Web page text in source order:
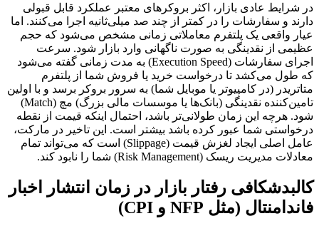
در شرایط عادی بازار، اکثر بروکرهای معتبر عملکرد قابل قبولی
دارند و سفارشات را در کمتر از چند صد میلی‌ثانیه اجرا می‌کنند. اما
عیار واقعی یک پلتفرم معاملاتی زمانی مشخص می‌شود که حجم
عظیمی از نقدینگی به صورت ناگهانی وارد بازار شود. سرعت
اجرای سفارشات (Execution Speed) به مدت زمانی گفته می‌شود
که طول می‌کشد تا درخواست خرید یا فروش شما از پلتفرم
متاتریدر (در کامپیوتر یا موبایل شما) به سرور بروکر برسد و با اولین
تامین‌کننده نقدینگی (بانک‌ها یا موسسات مالی بزرگ) مچ (Match)
شود. هرچه این زمان طولانی‌تر باشد، احتمال اینکه قیمت از نقطه
درخواستی شما عبور کرده باشد بیشتر است. این تاخیر در مارکت،
عامل اصلی ایجاد لغزش قیمت (Slippage) است که می‌تواند تمام
معادلات مدیریت ریسک (Risk Management) شما را نابود کند.
کالبدشکافی رفتار بازار در زمان انتشار اخبار
فاندامنتال (مثل NFP و CPI)